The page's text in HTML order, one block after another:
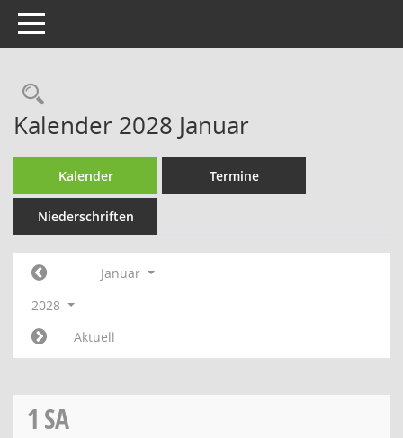
Toggle navigation
Rechercheauswahl
Kalender 2028 Januar
Kalender Termine
Niederschriften
Januar
2028
Aktuell
1 SA